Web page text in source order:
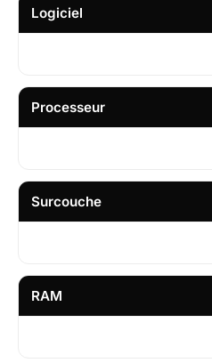
Logiciel
Processeur
Surcouche
RAM